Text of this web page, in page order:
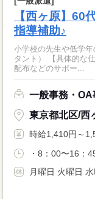
【西ヶ原】60
指導補助♪
小学校の先生や低学
タント） 【具体的な
配布などのサポー...
一般事務・OA
東京都北区/西
時給1,410円～
・8：00〜16：
月曜日 火曜日